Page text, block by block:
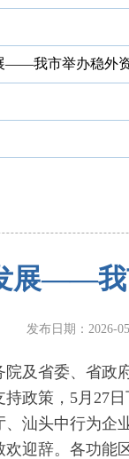
——我市举办稳外
展——我
发布日期：2026-
省委、省政
政策，5月27
汕头中行为企
迎辞。各功能